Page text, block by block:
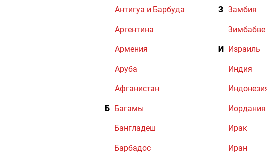
Антигуа и Барбуда
Аргентина
Армения
Аруба
Афганистан
Б Багамы
Бангладеш
Барбадос
З Замбия
Зимбабве
И Израиль
Индия
Иордания
Ирак
Иран